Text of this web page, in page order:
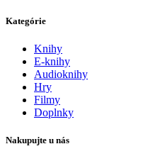
Kategórie
Knihy
E-knihy
Audioknihy
Hry
Filmy
Doplnky
Nakupujte u nás